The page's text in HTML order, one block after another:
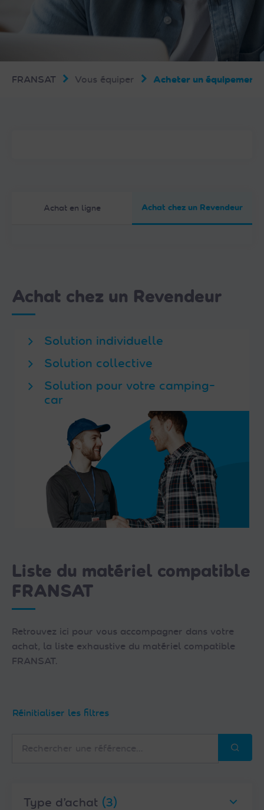
FRANSAT Vous équiper Acheter un équipement
Achat en ligne Achat chez un Revendeur
Achat chez un Revendeur
Solution individuelle
Solution collective
Solution pour votre camping-
car
Liste du matériel compatible
FRANSAT
Retrouvez ici pour vous accompagner dans votre
achat, la liste exhaustive du matériel compatible
FRANSAT.
Réinitialiser les filtres
Type d’achat (3)